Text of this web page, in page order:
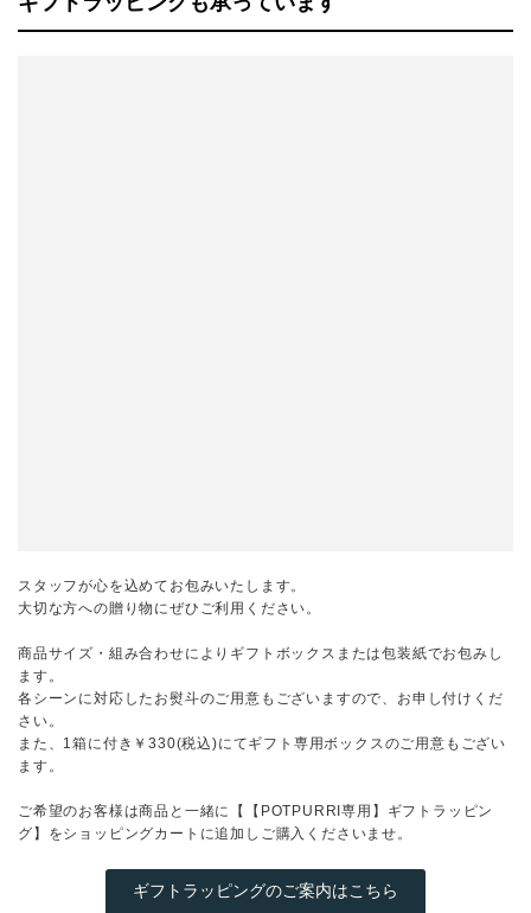
スタッフが心を込めてお包みいたします。
大切な方への贈り物にぜひご利用ください。
商品サイズ・組み合わせによりギフトボックスまたは包装紙でお包みし
ます。
各シーンに対応したお熨斗のご用意もございますので、お申し付けくだ
さい。
また、1箱に付き￥330(税込)にてギフト専用ボックスのご用意もござい
ます。
ご希望のお客様は商品と一緒に【【POTPURRI専用】ギフトラッピン
グ】をショッピングカートに追加しご購入くださいませ。
ギフトラッピングのご案内はこちら